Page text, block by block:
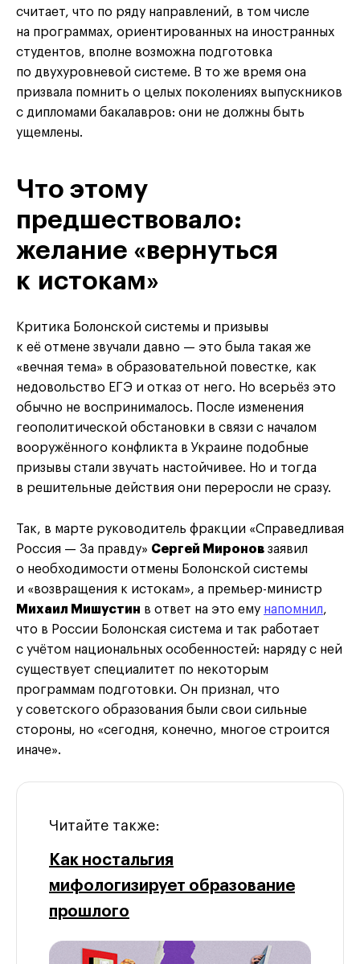
считает, что по ряду направлений, в том числе
на программах, ориентированных на иностранных
студентов, вполне возможна подготовка
по двухуровневой системе. В то же время она
призвала помнить о целых поколениях выпускников
с дипломами бакалавров: они не должны быть
ущемлены.
Что этому
предшествовало:
желание «вернуться
к истокам»
Критика Болонской системы и призывы
к её отмене звучали давно — это была такая же
«вечная тема» в образовательной повестке, как
недовольство ЕГЭ и отказ от него. Но всерьёз это
обычно не воспринималось. После изменения
геополитической обстановки в связи с началом
вооружённого конфликта в Украине подобные
призывы стали звучать настойчивее. Но и тогда
в решительные действия они переросли не сразу.
Так, в марте руководитель фракции «Справедливая
Россия — За правду» Сергей Миронов заявил
о необходимости отмены Болонской системы
и «возвращения к истокам», а премьер-министр
Михаил Мишустин в ответ на это ему напомнил,
что в России Болонская система и так работает
с учётом национальных особенностей: наряду с ней
существует специалитет по некоторым
программам подготовки. Он признал, что
у советского образования были свои сильные
стороны, но «сегодня, конечно, многое строится
иначе».
Читайте также:
Как ностальгия
мифологизирует образование
прошлого